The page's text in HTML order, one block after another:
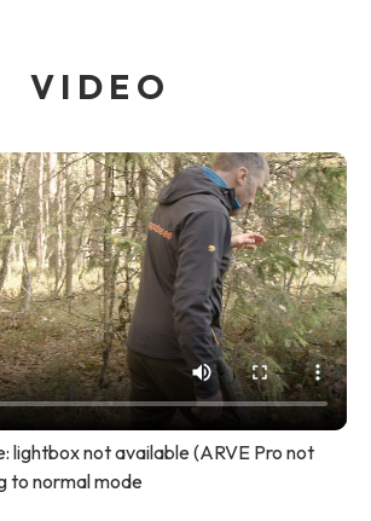
VIDEO
lightbox not available (ARVE Pro not
to normal mode